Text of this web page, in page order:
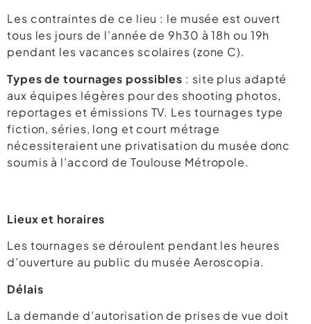
Les contraintes de ce lieu : le musée est ouvert
tous les jours de l’année de 9h30 à 18h ou 19h
pendant les vacances scolaires (zone C).
Types de tournages possibles : site plus adapté
aux équipes légères pour des shooting photos,
reportages et émissions TV. Les tournages type
fiction, séries, long et court métrage
nécessiteraient une privatisation du musée donc
soumis à l’accord de Toulouse Métropole.
Lieux et horaires
Les tournages se déroulent pendant les heures
d’ouverture au public du musée Aeroscopia.
Délais
La demande d’autorisation de prises de vue doit